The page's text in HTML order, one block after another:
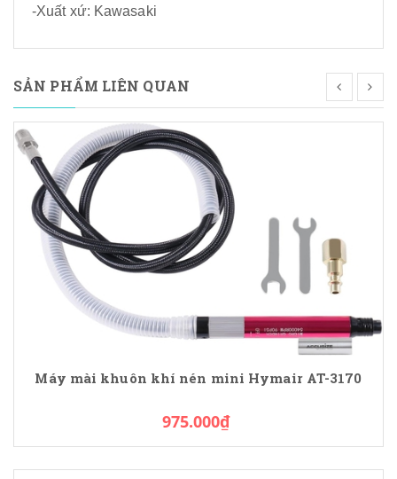
-Xuất xứ: Kawasaki
SẢN PHẨM LIÊN QUAN
Máy mài khuôn khí nén mini Hymair AT-3170
975.000₫